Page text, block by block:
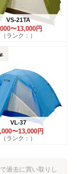
VS-21TA
〜13,000円
（ランク：）
VL-37
〜13,000円
（ランク：）
過去に買い取りし